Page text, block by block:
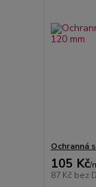
Ochranná
105 Kč/
87 Kč bez